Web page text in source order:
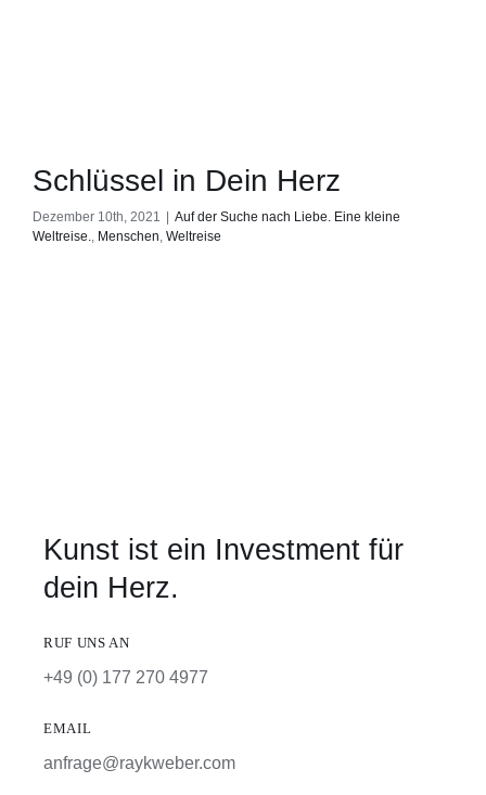
Schlüssel in Dein Herz
Dezember 10th, 2021
Auf der Suche nach Liebe. Eine kleine
Weltreise., Menschen, Weltreise
Kunst ist ein Investment für
dein Herz.
RUF UNS AN
+49 (0) 177 270 4977
EMAIL
anfrage@raykweber.com